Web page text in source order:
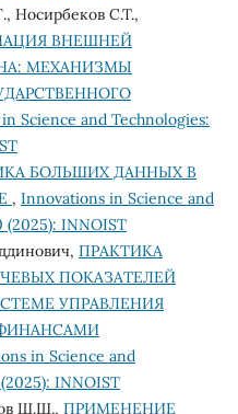
Носирбеков С.Т.,
ВНЕШНЕЙ
МЕХАНИЗМЫ
Science and Technologies:
БОЛЬШИХ ДАННЫХ В
, Innovations in Science and
(2025): INNOIST
ПРАКТИКА
ПОКАЗАТЕЛЕЙ
УПРАВЛЕНИЯ
in Science and
INNOIST
Ш.Ш., ПРИМЕНЕНИЕ